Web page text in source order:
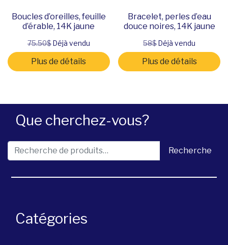
Que cherchez-vous?
Recherche pour : Recherche
Catégories
Boucles d’oreilles, feuille
d’érable, 14K jaune
75.50$Déjà vendu
Plus de détails
Bracelet, perles d’eau
douce noires, 14K jaune
58$Déjà vendu
Plus de détails